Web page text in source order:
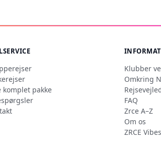
komplet pakke
Klubber
Omkring
FAQ
Zrce A–Z
Om os
ZRCE Vibes